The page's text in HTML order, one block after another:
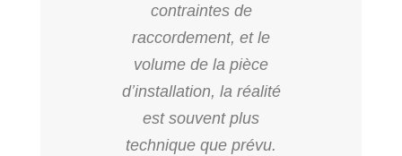
contraintes de
raccordement, et le
volume de la pièce
d’installation, la réalité
est souvent plus
technique que prévu.